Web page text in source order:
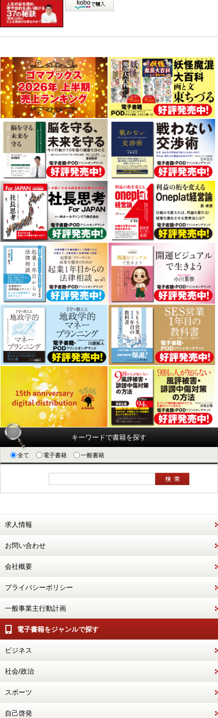
キーワードで書籍を探す
全て 電子書籍 一般書籍
求人情報
お問い合わせ
会社概要
プライバシーポリシー
一般事業主行動計画
電子書籍をジャンルで探す
ビジネス
社会/政治
スポーツ
自己啓発